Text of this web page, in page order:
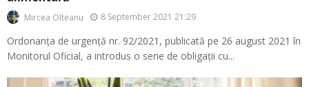
Mircea Olteanu 8 September 2021 21:29
Ordonanța de urgență nr. 92/2021, publicată pe 26 august 2021 în
Monitorul Oficial, a introdus o serie de obligații cu...